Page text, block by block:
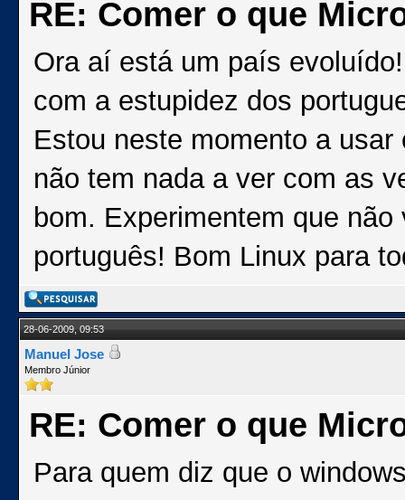
RE: Comer o que
Ora aí está um país
com a estupidez dos
Estou neste momento a
não tem nada a ver com as
bom. Experimentem que
português! Bom Linux para
28-06-2009, 09:53
Manuel Jose
Membro Júnior
RE: Comer o que
Para quem diz que o